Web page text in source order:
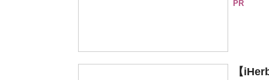
PR
【